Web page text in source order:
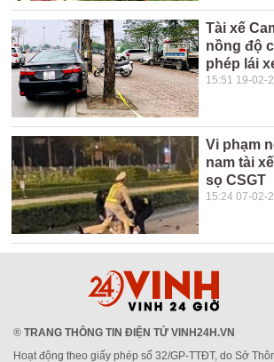
Tài xế
nồng độ
phép lái
15:51 19-02-
Vi phạm
nam tài
sọ CSGT
15:24 07-02-
® TRANG THÔNG TIN ĐIỆN TỬ VINH24H.VN
Hoạt động theo giấy phép số 32/GP-TTĐT, do Sở